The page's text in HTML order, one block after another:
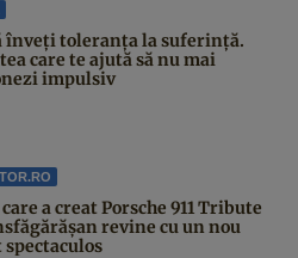
înveți toleranța la suferință.
care te ajută să nu mai
impulsiv
a creat Porsche 911 Tribute
revine cu un nou